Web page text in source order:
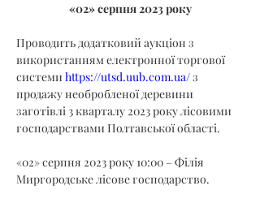
«02» серпня 2023 року
Проводить додатковий аукціон з
використанням електронної торгової
системи https://utsd.uub.com.ua/ з
продажу необробленої деревини
заготівлі 3 кварталу 2023 року лісовими
господарствами Полтавської області.
«02» серпня 2023 року 10:00 – Філія
Миргородське лісове господарство.